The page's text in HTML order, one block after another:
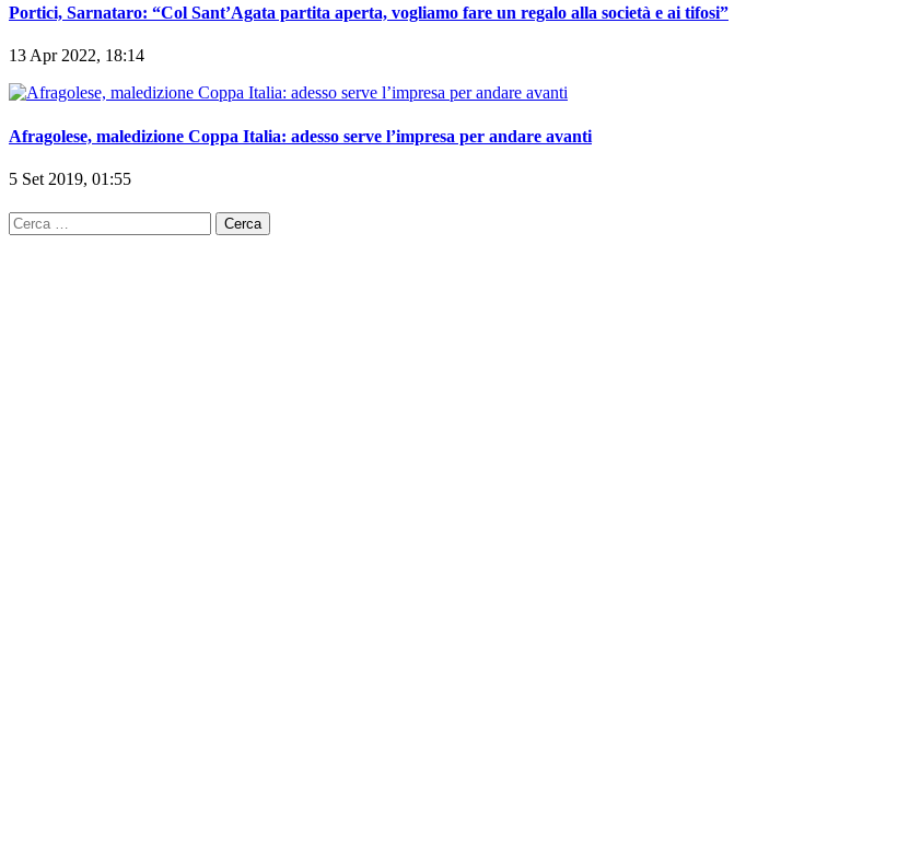
Portici, Sarnataro: “Col Sant’Agata partita aperta, vogliamo fare un regalo alla società e ai tifosi”
13 Apr 2022, 18:14
Afragolese, maledizione Coppa Italia: adesso serve l’impresa per andare avanti
5 Set 2019, 01:55
Ricerca
per: